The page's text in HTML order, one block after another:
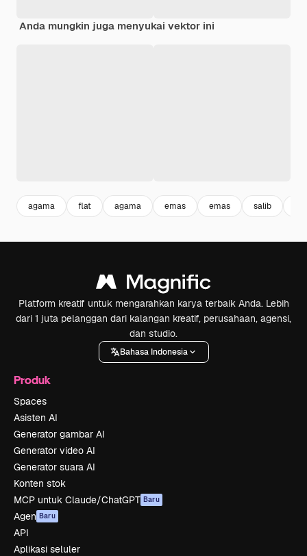
Anda mungkin juga menyukai vektor ini
agama flat agama emas emas salib
Platform kreatif untuk mengarahkan karya terbaik Anda. Lebih
dari 1 juta pelanggan dari kalangan kreatif, perusahaan, agensi,
dan studio.
Bahasa Indonesia
Produk
Spaces
Asisten AI
Generator gambar AI
Generator video AI
Generator suara AI
Konten stok
MCP untuk Claude/ChatGPT Baru
Agen Baru
API
Aplikasi seluler